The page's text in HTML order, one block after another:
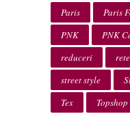
Paris
Paris
PNK
PNK
reduceri
street style
Tex
Topshop